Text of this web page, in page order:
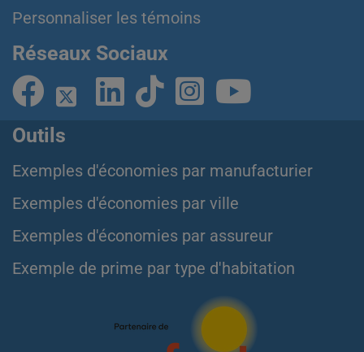
Personnaliser les témoins
Réseaux Sociaux
Outils
Exemples d'économies par manufacturier
Exemples d'économies par ville
Exemples d'économies par assureur
Exemple de prime par type d'habitation